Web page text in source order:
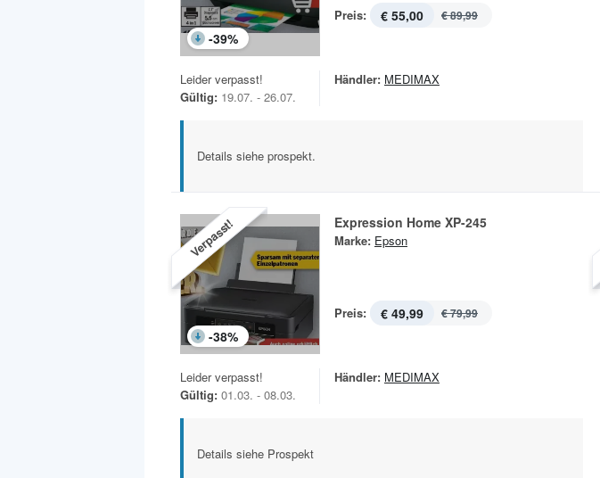
-39%
Preis: € 55,00 € 89,99
Leider verpasst!
Gültig: 19.07. - 26.07.
Händler: MEDIMAX
Details siehe prospekt.
Verpasst!
-38%
Expression Home XP-245
Marke: Epson
Preis: € 49,99 € 79,99
Leider verpasst!
Gültig: 01.03. - 08.03.
Händler: MEDIMAX
Details siehe Prospekt